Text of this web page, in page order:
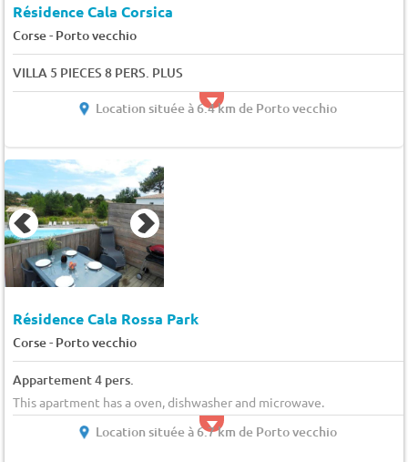
Résidence Cala Corsica
Corse- Porto vecchio
VILLA 5 PIECES 8 PERS. PLUS
Location située à 6.4 km de Porto vecchio
Résidence Cala Rossa Park
Corse- Porto vecchio
Appartement 4 pers.
This apartment has a oven, dishwasher and microwave.
Location située à 6.7 km de Porto vecchio